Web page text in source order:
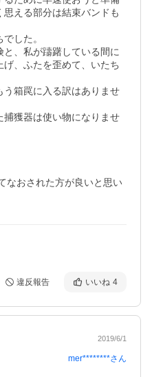
える部分は結束バンドも
した。
、私が躊躇している間に
げ、ふたを歪めて、いたち
う箱罠に入る訳はありませ
捕獲器は使い物になりませ
なおされた方が良いと思い
違反報告 いいね 4
2019/6/1
mer********さん